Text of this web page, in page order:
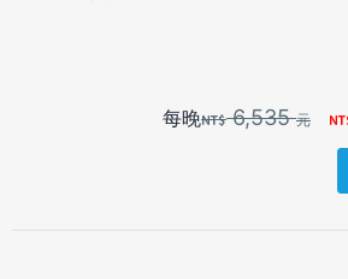
每晚 6,535元